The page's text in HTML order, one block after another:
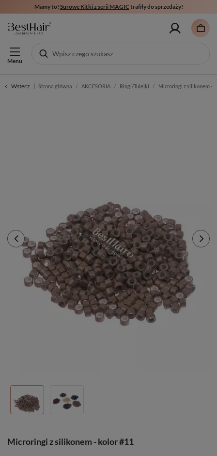
Mamy to! Surowe Kitki z serii MAGICtrafiły do sprzedaży!
Menu
Wstecz Strona główna AKCESORIA Ringi/Tulejki Microringi z silikonem -
Microringi z silikonem - kolor #11